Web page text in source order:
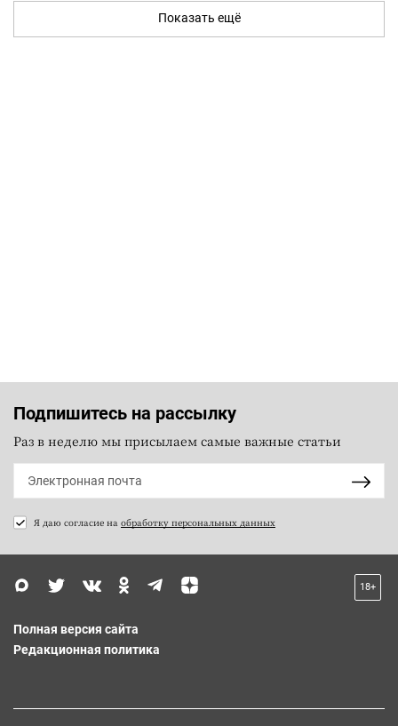
Показать ещё
Подпишитесь на рассылку
Раз в неделю мы присылаем самые важные статьи
Я даю согласие на обработку персональных данных
18+
Полная версия сайта
Редакционная политика